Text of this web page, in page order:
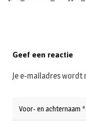
Geef een reactie
Je e-mailadres wordt